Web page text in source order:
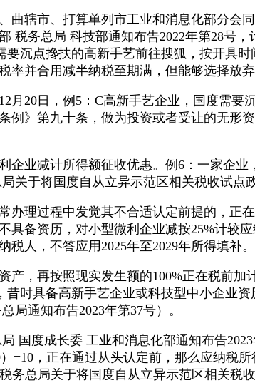
辖市、打算单列市工业和消息化部分会同
税务总局 科技部通知布告2022年第28号
要沉点搀扶的高新手艺前往搜狐，按开具
率并合用减半纳税至期满，但能够选择放
20日，例5：C高新手艺企业，国度需要
例》第九十条，做为投资或者受让的无形
业减计所得额征收优惠。例6：一家企业
局关于将国度自从立异示范区相关税收试
理过程中发觉其不合适认定前提的，正在
具备资历，对小型微利企业减按25%计
税人，不答应用2025年至2029年所得填补。
，再按照现实发生额的100%正在税前加
昔时具备高新手艺企业或科技型中小企业
局通知布告2023年第37号）。
度成长委 工业和消息化部通知布告2023
）=10，正在通过从头认定前，那么应纳税
务总局关于将国度自从立异示范区相关税